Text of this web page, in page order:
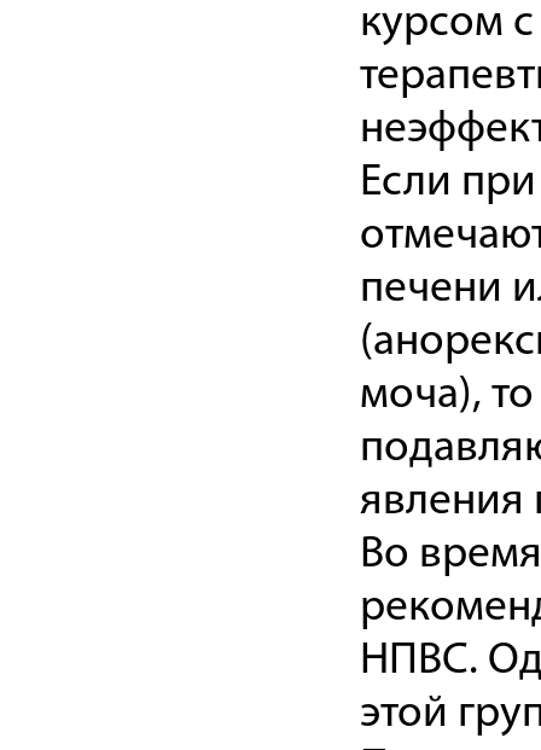
курсом
Если
печени
моча),
явления
Во
НПВС.
этой